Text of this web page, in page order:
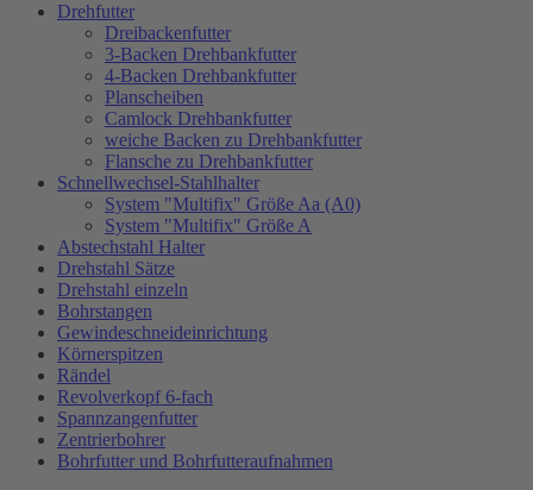
Drehfutter
Dreibackenfutter
3-Backen Drehbankfutter
4-Backen Drehbankfutter
Planscheiben
Camlock Drehbankfutter
weiche Backen zu Drehbankfutter
Flansche zu Drehbankfutter
Schnellwechsel-Stahlhalter
System "Multifix" Größe Aa (A0)
System "Multifix" Größe A
Abstechstahl Halter
Drehstahl Sätze
Drehstahl einzeln
Bohrstangen
Gewindeschneideinrichtung
Körnerspitzen
Rändel
Revolverkopf 6-fach
Spannzangenfutter
Zentrierbohrer
Bohrfutter und Bohrfutteraufnahmen